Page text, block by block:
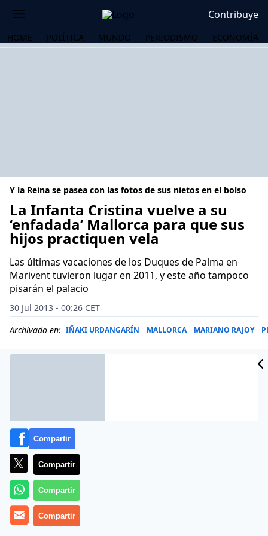
Contribuye
HOME POLÍTICA MUNDO PERIODISMO ECONOMÍA
Y la Reina se pasea con las fotos de sus nietos en el bolso
La Infanta Cristina vuelve a su
‘enfadada’ Mallorca para que sus
hijos practiquen vela
Las últimas vacaciones de los Duques de Palma en
Marivent tuvieron lugar en 2011, y este año tampoco
pisarán el palacio
30 Jul 2013 - 00:26 CET
Archivado en: IÑAKI URDANGARÍN MALLORCA MARIANO RAJOY
Más información
Compartir
Compartir
Compartir
Compartir